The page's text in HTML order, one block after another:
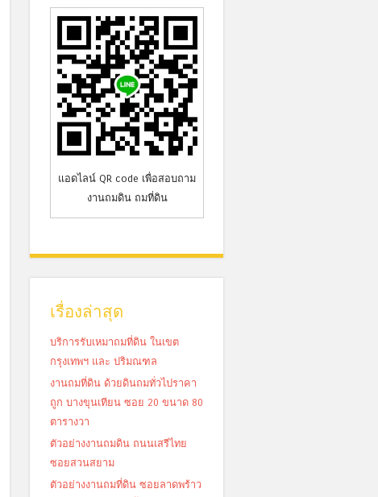
แอดไลน์ QR code เพื่อสอบถาม
งานถมดิน ถมที่ดิน
เรื่องล่าสุด
บริการรับเหมาถมที่ดิน ในเขต
กรุงเทพฯ และ ปริมณฑล
งานถมที่ดิน ด้วยดินถมทั่วไปราคา
ถูก บางขุนเทียน ซอย 20 ขนาด 80
ตารางวา
ตัวอย่างงานถมดิน ถนนเสรีไทย
ซอยสวนสยาม
ตัวอย่างงานถมที่ดิน ซอยลาดพร้าว